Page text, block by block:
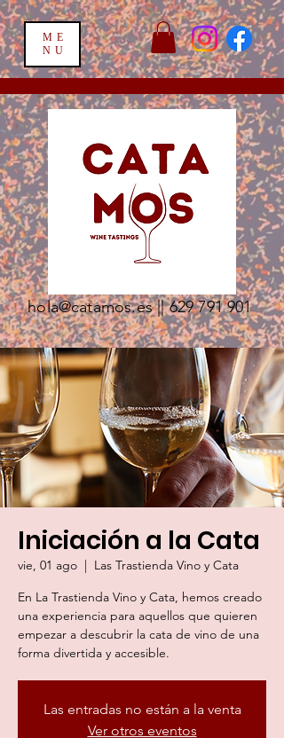
ME
NU
hola@catamos.es||629 791 901
Iniciación a la Cata
vie, 01 ago
  |
Las Trastienda Vino y Cata
En La Trastienda Vino y Cata, hemos creado
una experiencia para aquellos que quieren
empezar a descubrir la cata de vino de una
forma divertida y accesible.
Las entradas no están a la venta
Ver otros eventos